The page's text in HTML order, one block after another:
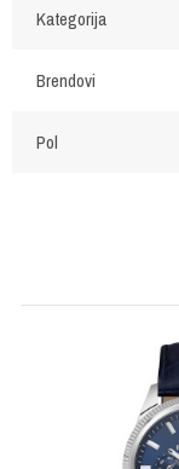
Kategorija
Brendovi
Pol